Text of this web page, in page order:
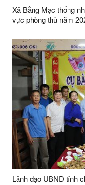
Xã Bằng Mạc thống
vực phòng thủ năm
Lãnh đạo UBND tỉnh